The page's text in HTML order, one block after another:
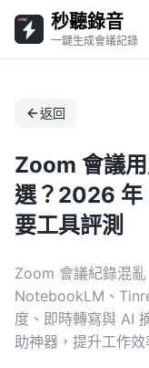
秒聽錄音
一鍵生成會議記錄
返回
Zoom 會議
選？2026 年
要工具評測
Zoom 會議紀錄混
NotebookLM、
度、即時轉寫與 AI
助神器，提升工作效